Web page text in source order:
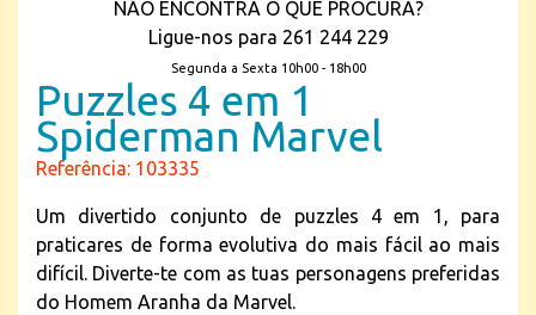
NÃO ENCONTRA O QUE PROCURA?
Ligue-nos para 261 244 229
Segunda a Sexta 10h00 - 18h00
Puzzles 4 em 1
Spiderman Marvel
Referência: 103335
Um divertido conjunto de puzzles 4 em 1, para
praticares de forma evolutiva do mais fácil ao mais
difícil. Diverte-te com as tuas personagens preferidas
do Homem Aranha da Marvel.